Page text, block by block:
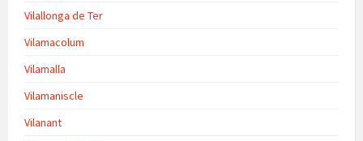
Vilallonga de Ter
Vilamacolum
Vilamalla
Vilamaniscle
Vilanant